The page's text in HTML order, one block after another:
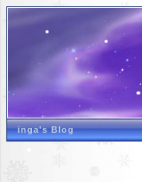
inga's Blog